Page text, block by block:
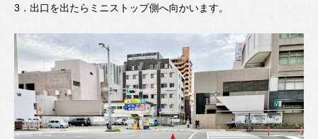
3． 出口を出たらミニストップ側へ向かいます。